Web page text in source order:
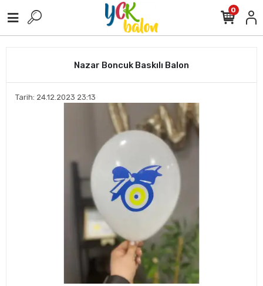
0
Nazar Boncuk Baskılı Balon
Tarih: 24.12.2023 23:13